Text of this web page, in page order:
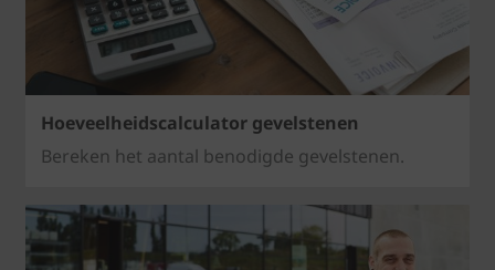
Hoeveelheidscalculator gevelstenen
Bereken het aantal benodigde gevelstenen.